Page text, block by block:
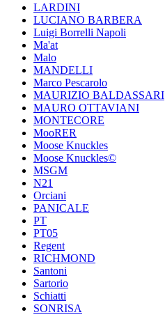
LARDINI
LUCIANO BARBERA
Luigi Borrelli Napoli
Ma'at
Malo
MANDELLI
Marco Pescarolo
MAURIZIO BALDASSARI
MAURO OTTAVIANI
MONTECORE
MooRER
Moose Knuckles
Moose Knuckles©️
MSGM
N21
Orciani
PANICALE
PT
PT05
Regent
RICHMOND
Santoni
Sartorio
Schiatti
SONRISA